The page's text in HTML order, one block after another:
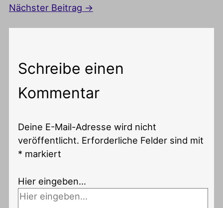
Nächster Beitrag →
Schreibe einen
Kommentar
Deine E-Mail-Adresse wird nicht
veröffentlicht. Erforderliche Felder sind mit
* markiert
Hier eingeben…